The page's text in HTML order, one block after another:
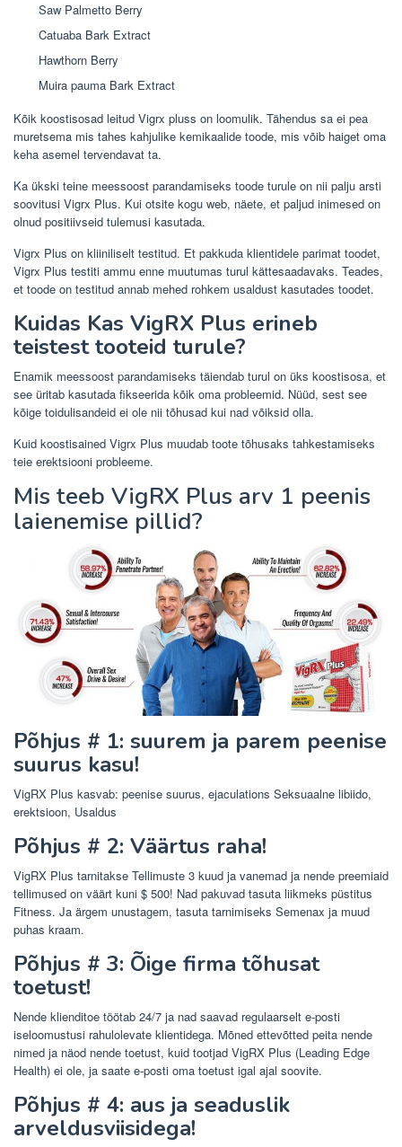
Saw Palmetto Berry
Catuaba Bark Extract
Hawthorn Berry
Muira pauma Bark Extract
Kõik koostisosad leitud Vigrx pluss on loomulik. Tähendus sa ei pea
muretsema mis tahes kahjulike kemikaalide toode, mis võib haiget oma
keha asemel tervendavat ta.
Ka ükski teine ​​meessoost parandamiseks toode turule on nii palju arsti
soovitusi Vigrx Plus. Kui otsite kogu web, näete, et paljud inimesed on
olnud positiivseid tulemusi kasutada.
Vigrx Plus on kliiniliselt testitud. Et pakkuda klientidele parimat toodet,
Vigrx Plus testiti ammu enne muutumas turul kättesaadavaks. Teades,
et toode on testitud annab mehed rohkem usaldust kasutades toodet.
Kuidas Kas VigRX Plus erineb
teistest tooteid turule?
Enamik meessoost parandamiseks täiendab turul on üks koostisosa, et
see üritab kasutada fikseerida kõik oma probleemid. Nüüd, sest see
kõige toidulisandeid ei ole nii tõhusad kui nad võiksid olla.
Kuid koostisained Vigrx Plus muudab toote tõhusaks tahkestamiseks
teie erektsiooni probleeme.
Mis teeb VigRX Plus arv 1 peenis
laienemise pillid?
Põhjus # 1: suurem ja parem peenise
suurus kasu!
VigRX Plus kasvab: peenise suurus, ejaculations Seksuaalne libiido,
erektsioon, Usaldus
Põhjus # 2: Väärtus raha!
VigRX Plus tarnitakse Tellimuste 3 kuud ja vanemad ja nende preemiaid
tellimused on väärt kuni $ 500! Nad pakuvad tasuta liikmeks püstitus
Fitness. Ja ärgem unustagem, tasuta tarnimiseks Semenax ja muud
puhas kraam.
Põhjus # 3: Õige firma tõhusat
toetust!
Nende klienditoe töötab 24/7 ja nad saavad regulaarselt e-posti
iseloomustusi rahulolevate klientidega. Mõned ettevõtted peita nende
nimed ja näod nende toetust, kuid tootjad VigRX Plus (Leading Edge
Health) ei ole, ja saate e-posti oma toetust igal ajal soovite.
Põhjus # 4: aus ja seaduslik
arveldusviisidega!